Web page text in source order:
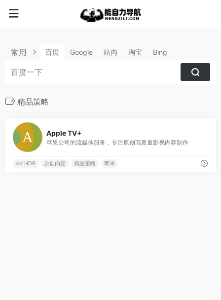
常用 百度 Google 站内 淘宝 Bing
精品策略
Apple TV+
苹果公司的流媒体服务，专注原创高质量影视内容制作
4K HDR 原创内容 精品策略 苹果